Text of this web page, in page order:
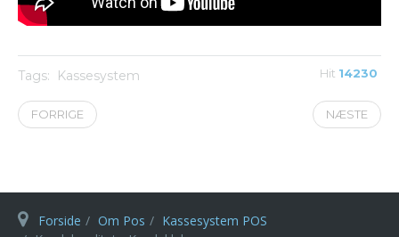
Tags: Kassesystem Hit 14230
FORRIGE NÆSTE
Forside Om Pos
Kassesystem POS